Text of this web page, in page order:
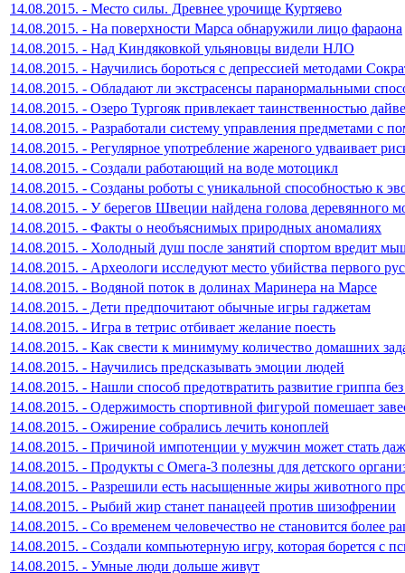
14.08.2015. - Место силы. Древнее урочище Куртяево
14.08.2015. - На поверхности Марса обнаружили лицо фараона
14.08.2015. - Над Киндяковкой ульяновцы видели НЛО
14.08.2015. - Научились бороться с депрессией методами
14.08.2015. - Обладают ли экстрасенсы паранормальными
14.08.2015. - Озеро Тургояк привлекает таинственностью
14.08.2015. - Разработали систему управления предметами с
14.08.2015. - Регулярное употребление жареного удваивает
14.08.2015. - Создали работающий на воде мотоцикл
14.08.2015. - Созданы роботы с уникальной способностью к
14.08.2015. - У берегов Швеции найдена голова деревянного
14.08.2015. - Факты о необъяснимых природных аномалиях
14.08.2015. - Холодный душ после занятий спортом вредит
14.08.2015. - Археологи исследуют место убийства первого
14.08.2015. - Водяной поток в долинах Маринера на Марсе
14.08.2015. - Дети предпочитают обычные игры гаджетам
14.08.2015. - Игра в тетрис отбивает желание поесть
14.08.2015. - Как свести к минимуму количество домашних
14.08.2015. - Научились предсказывать эмоции людей
14.08.2015. - Нашли способ предотвратить развитие гриппа
14.08.2015. - Одержимость спортивной фигурой помешает
14.08.2015. - Ожирение собрались лечить коноплей
14.08.2015. - Причиной импотенции у мужчин может стать
14.08.2015. - Продукты с Омега-3 полезны для детского
14.08.2015. - Разрешили есть насыщенные жиры животного
14.08.2015. - Рыбий жир станет панацеей против шизофрении
14.08.2015. - Со временем человечество не становится более
14.08.2015. - Создали компьютерную игру, которая борется с
14.08.2015. - Умные люди дольше живут